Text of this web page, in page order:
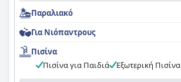
Παραλιακό
Για Νιόπαντρους
Πισίνα
Πισίνα για Παιδιά
Εξωτερική Πισίνα